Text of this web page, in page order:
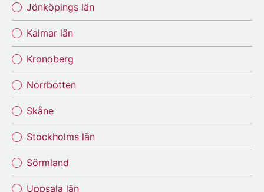
Jönköpings län
Kalmar län
Kronoberg
Norrbotten
Skåne
Stockholms län
Sörmland
Uppsala län